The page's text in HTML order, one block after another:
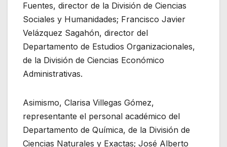
Fuentes, director de la División de Ciencias
Sociales y Humanidades; Francisco Javier
Velázquez Sagahón, director del
Departamento de Estudios Organizacionales,
de la División de Ciencias Económico
Administrativas.
Asimismo, Clarisa Villegas Gómez,
representante el personal académico del
Departamento de Química, de la División de
Ciencias Naturales y Exactas; José Alberto